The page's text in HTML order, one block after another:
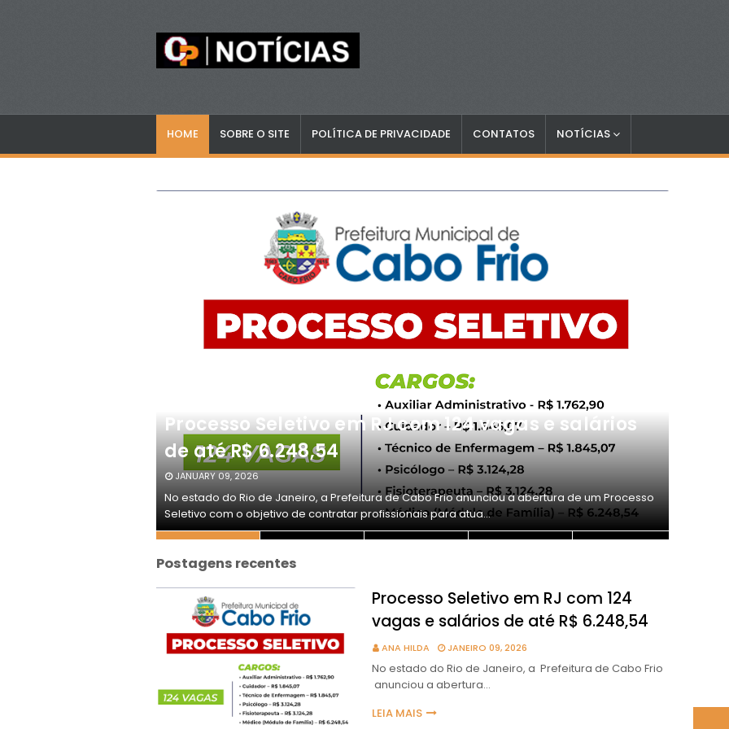
HOME SOBRE O SITE POLÍTICA DE PRIVACIDADE CONTATOS NOTÍCIAS
Processo Seletivo em RJ com 124 vagas e salários
de até R$ 6.248,54
JANUARY 09, 2026
No estado do Rio de Janeiro, a Prefeitura de Cabo Frio anunciou a abertura de um Processo
Seletivo com o objetivo de contratar profissionais para atua…
Postagens recentes
Processo Seletivo em RJ com 124
vagas e salários de até R$ 6.248,54
ANA HILDA JANEIRO 09, 2026
No estado do Rio de Janeiro, a Prefeitura de Cabo Frio
anunciou a abertura…
LEIA MAIS